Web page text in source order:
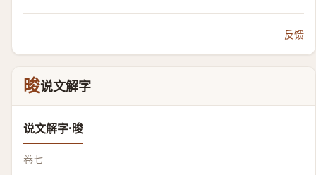
反馈
晙说文解字
说文解字·晙
卷七